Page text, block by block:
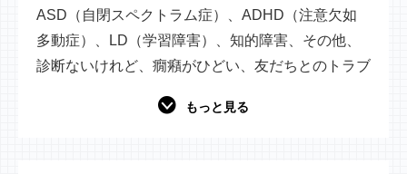
ASD（自閉スペクトラム症）、ADHD（注意欠如
多動症）、LD（学習障害）、知的障害、その他、
診断ないけれど、癇癪がひどい、友だちとのトラブ
もっと見る